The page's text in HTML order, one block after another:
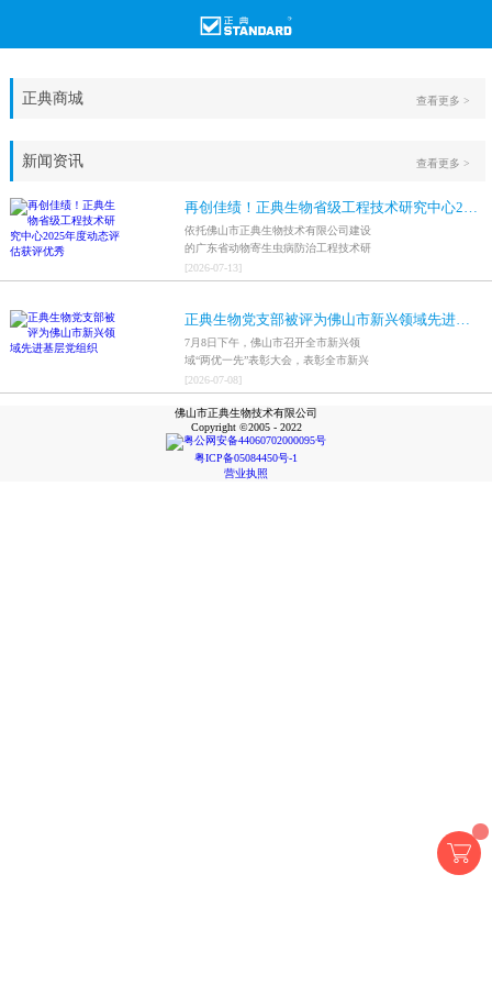
正典商城 查看更多 >
新闻资讯
再创佳绩！正典生物省级工程技术研究中心2025年度动态评估获评优秀
依托佛山市正典生物技术有限公司建设
的广东省动物寄生虫病防治工程技术研
究中心，在全省参评科研平台中综合表
现突出，成功获评最高评价等级“优
[2026-07-13]
正典生物党支部被评为佛山市新兴领域先进基层党组织
7月8日下午，佛山市召开全市新兴领
域“两优一先”表彰大会，表彰全市新兴
领域优秀共产党员、优秀党务工作者和
先进基层党组织，中共佛山市正典生物
技术有限公司支部委员会被评为佛山市
新兴领域先进基层党组织。
[2026-07-08]
查看更多 >
佛山市正典生物技术有限公司
Copyright ©2005 - 2022
粤公网安备44060702000095号
粤ICP备05084450号-1
营业执照